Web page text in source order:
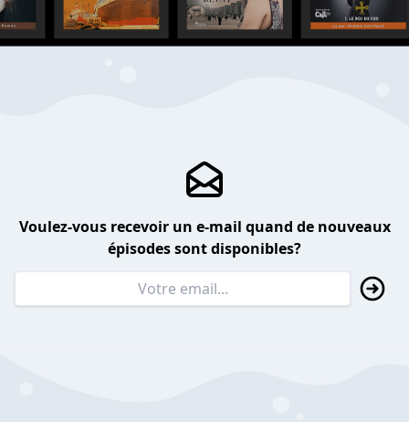
Voulez-vous recevoir un e-mail quand de nouveaux
épisodes sont disponibles?